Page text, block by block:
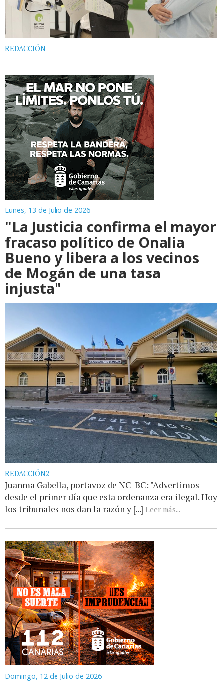
REDACCIÓN
Lunes, 13 de Julio de 2026
"La Justicia confirma el mayor
fracaso político de Onalia
Bueno y libera a los vecinos
de Mogán de una tasa
injusta"
REDACCIÓN2
Juanma Gabella, portavoz de NC-BC: "Advertimos
desde el primer día que esta ordenanza era ilegal. Hoy
los tribunales nos dan la razón y [...] Leer más...
Domingo, 12 de Julio de 2026